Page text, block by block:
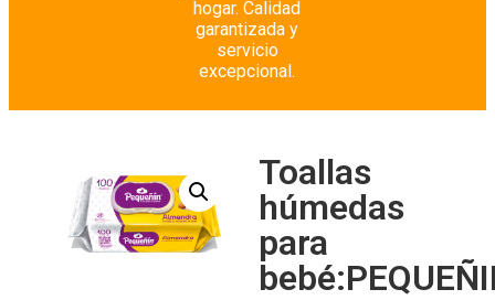
hogar. Calidad
garantizada y
servicio
excepcional.
Toallas
húmedas
para